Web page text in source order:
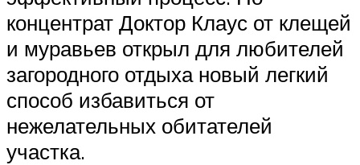
концентрат Доктор Клаус от клещей
и муравьев открыл для любителей
загородного отдыха новый легкий
способ избавиться от
нежелательных обитателей
участка.